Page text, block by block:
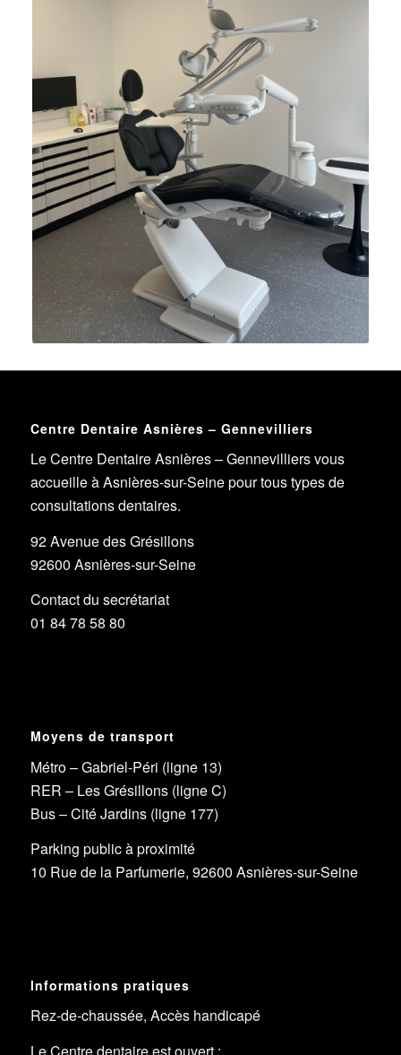
Centre Dentaire Asnières – Gennevilliers
Le Centre Dentaire Asnières – Gennevilliers vous
accueille à Asnières-sur-Seine pour tous types de
consultations dentaires.
92 Avenue des Grésillons
92600 Asnières-sur-Seine
Contact du secrétariat
01 84 78 58 80
Moyens de transport
Métro – Gabriel-Péri (ligne 13)
RER – Les Grésillons (ligne C)
Bus – Cité Jardins (ligne 177)
Parking public à proximité
10 Rue de la Parfumerie, 92600 Asnières-sur-Seine
Informations pratiques
Rez-de-chaussée, Accès handicapé
Le Centre dentaire est ouvert :